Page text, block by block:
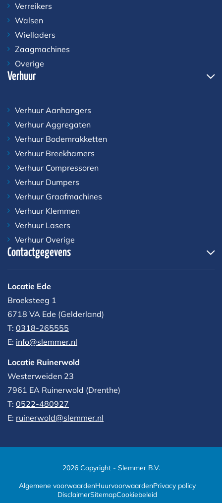
Verreikers
Walsen
Wielladers
Zaagmachines
Overige
Verhuur
Verhuur Aanhangers
Verhuur Aggregaten
Verhuur Bodemrakketten
Verhuur Breekhamers
Verhuur Compressoren
Verhuur Dumpers
Verhuur Graafmachines
Verhuur Klemmen
Verhuur Lasers
Verhuur Overige
Contactgegevens
Locatie Ede
Broeksteeg 1
6718 VA Ede (Gelderland)
T: 0318-265555
E: info@slemmer.nl
Locatie Ruinerwold
Westerweiden 23
7961 EA Ruinerwold (Drenthe)
T: 0522-480927‬
E: ruinerwold@slemmer.nl
2026 Copyright - Slemmer B.V.
Algemene voorwaardenHuurvoorwaardenPrivacy policy
DisclaimerSitemapCookiebeleid